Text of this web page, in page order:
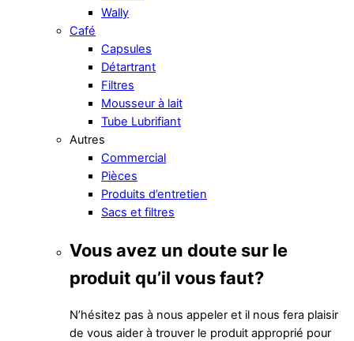
Wally
Café
Capsules
Détartrant
Filtres
Mousseur à lait
Tube Lubrifiant
Autres
Commercial
Pièces
Produits d’entretien
Sacs et filtres
Vous avez un doute sur le
produit qu’il vous faut?
N’hésitez pas à nous appeler et il nous fera plaisir
de vous aider à trouver le produit approprié pour